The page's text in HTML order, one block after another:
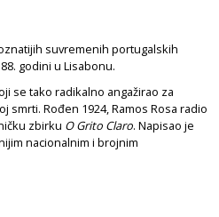
suvremenih portugalskih
godini u Lisabonu.
se tako radikalno angažirao za
smrti. Rođen 1924, Ramos Rosa radio
zbirku O Grito Claro. Napisao je
nacionalnim i brojnim